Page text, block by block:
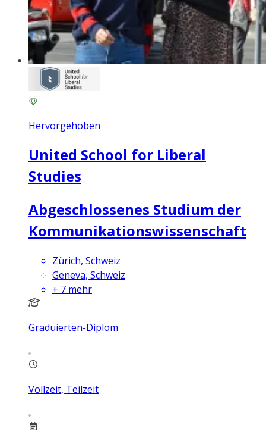
Hervorgehoben
United School for Liberal
Studies
Abgeschlossenes Studium der
Kommunikationswissenschaft
Zürich, Schweiz
Geneva, Schweiz
+ 7 mehr
Graduierten-Diplom
Vollzeit, Teilzeit